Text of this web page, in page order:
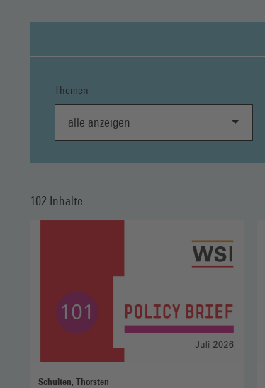
Themen
alle anzeigen
102 Inhalte
Schulten, Thorsten